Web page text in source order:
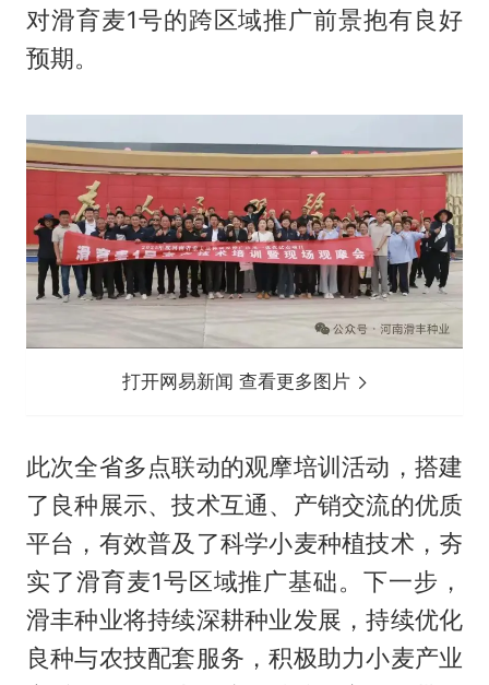
对滑育麦1号的跨区域推广前景抱有良好
预期。
打开网易新闻 查看更多图片
此次全省多点联动的观摩培训活动，搭建
了良种展示、技术互通、产销交流的优质
平台，有效普及了科学小麦种植技术，夯
实了滑育麦1号区域推广基础。下一步，
滑丰种业将持续深耕种业发展，持续优化
良种与农技配套服务，积极助力小麦产业